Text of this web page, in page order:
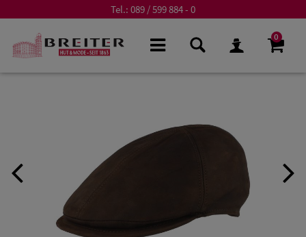
Tel.: 089 / 599 884 - 0
0